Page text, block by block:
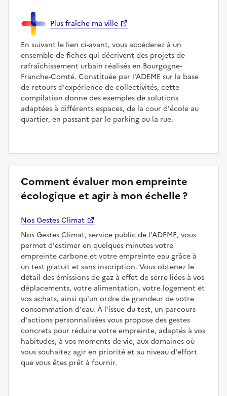
Plus fraîche ma ville
En suivant le lien ci-avant, vous accéderez à un
ensemble de fiches qui décrivent des projets de
rafraîchissement urbain réalisés en Bourgogne-
Franche-Comté. Constituée par l'ADEME sur la base
de retours d'expérience de collectivités, cette
compilation donne des exemples de solutions
adaptées à différents espaces, de la cour d'école au
quartier, en passant par le parking ou la rue.
Comment évaluer mon empreinte
écologique et agir à mon échelle ?
Nos Gestes Climat
Nos Gestes Climat, service public de l'ADEME, vous
permet d'estimer en quelques minutes votre
empreinte carbone et votre empreinte eau grâce à
un test gratuit et sans inscription. Vous obtenez le
détail des émissions de gaz à effet de serre liées à vos
déplacements, votre alimentation, votre logement et
vos achats, ainsi qu'un ordre de grandeur de votre
consommation d'eau. À l'issue du test, un parcours
d'actions personnalisées vous propose des gestes
concrets pour réduire votre empreinte, adaptés à vos
habitudes, à vos moments de vie, aux domaines où
vous souhaitez agir en priorité et au niveau d'effort
que vous êtes prêt à fournir.